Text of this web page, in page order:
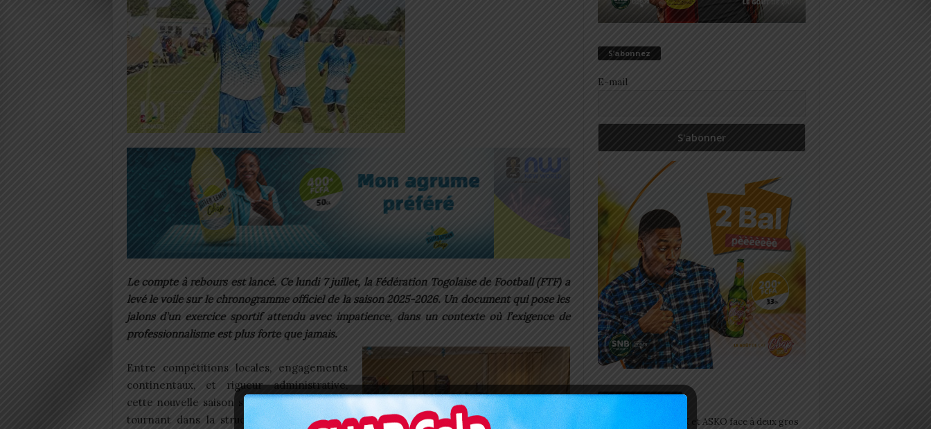
Le compte à rebours est lancé. Ce lundi 7 juillet, la Fédération Togolaise de Football (FTF) a
levé le voile sur le chronogramme officiel de la saison 2025-2026. Un document qui pose les
jalons d’un exercice sportif attendu avec impatience, dans un contexte où l’exigence de
professionnalisme est plus forte que jamais.
Entre compétitions locales, engagements
continentaux, et rigueur administrative,
cette nouvelle saison s’annonce comme un
tournant dans la structuration du football
S’abonnez
E-mail
Articles récents
Interclubs CAF: ASCK et ASKO face à deux gros